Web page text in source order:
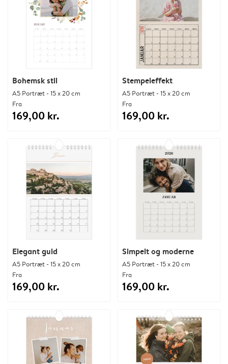
Bohemsk stil
A5 Portræt - 15 x 20 cm
Fra
169,00 kr.
Stempeleffekt
A5 Portræt - 15 x 20 cm
Fra
169,00 kr.
Elegant guld
A5 Portræt - 15 x 20 cm
Fra
169,00 kr.
Simpelt og moderne
A5 Portræt - 15 x 20 cm
Fra
169,00 kr.